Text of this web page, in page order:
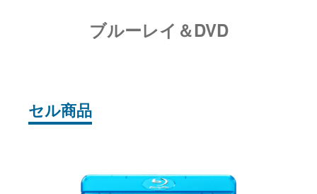
ブルーレイ＆DVD
セル商品